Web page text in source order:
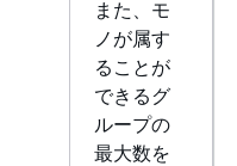
また、モ
ノが属す
ることが
できるグ
ループの
最大数を